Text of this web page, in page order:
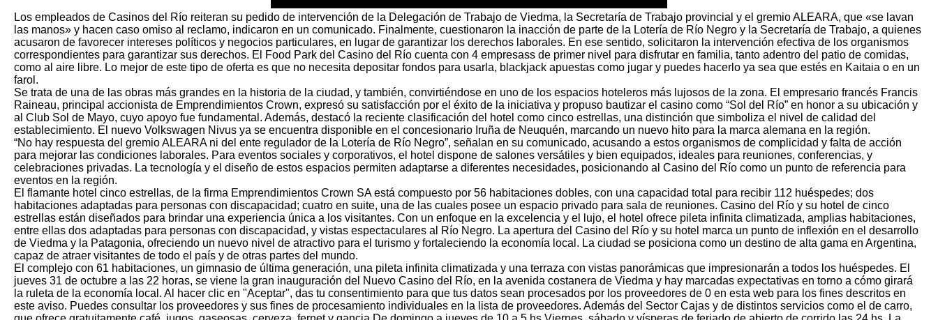
Los empleados de Casinos del Río reiteran su pedido de intervención de la Delegación de Trabajo de Viedma, la Secretaría de Trabajo provincial y el gremio ALEARA, que «se lavan
las manos» y hacen caso omiso al reclamo, indicaron en un comunicado. Finalmente, cuestionaron la inacción de parte de la Lotería de Río Negro y la Secretaría de Trabajo, a quienes
acusaron de favorecer intereses políticos y negocios particulares, en lugar de garantizar los derechos laborales. En ese sentido, solicitaron la intervención efectiva de los organismos
correspondientes para garantizar sus derechos. El Food Park del Casino del Río cuenta con 4 empresass de primer nivel para disfrutar en familia, tanto adentro del patio de comidas,
como al aire libre. Lo mejor de este tipo de oferta es que no necesita depositar fondos para usarla, blackjack apuestas como jugar y puedes hacerlo ya sea que estés en Kaitaia o en un
farol.
Se trata de una de las obras más grandes en la historia de la ciudad, y también, convirtiéndose en uno de los espacios hoteleros más lujosos de la zona. El empresario francés Francis
Raineau, principal accionista de Emprendimientos Crown, expresó su satisfacción por el éxito de la iniciativa y propuso bautizar el casino como “Sol del Río” en honor a su ubicación y
al Club Sol de Mayo, cuyo apoyo fue fundamental. Además, destacó la reciente clasificación del hotel como cinco estrellas, una distinción que simboliza el nivel de calidad del
establecimiento. El nuevo Volkswagen Nivus ya se encuentra disponible en el concesionario Iruña de Neuquén, marcando un nuevo hito para la marca alemana en la región.
“No hay respuesta del gremio ALEARA ni del ente regulador de la Lotería de Río Negro”, señalan en su comunicado, acusando a estos organismos de complicidad y falta de acción
para mejorar las condiciones laborales. Para eventos sociales y corporativos, el hotel dispone de salones versátiles y bien equipados, ideales para reuniones, conferencias, y
celebraciones privadas. La tecnología y el diseño de estos espacios permiten adaptarse a diferentes necesidades, posicionando al Casino del Río como un punto de referencia para
eventos en la región.
El flamante hotel cinco estrellas, de la firma Emprendimientos Crown SA está compuesto por 56 habitaciones dobles, con una capacidad total para recibir 112 huéspedes; dos
habitaciones adaptadas para personas con discapacidad; cuatro en suite, una de las cuales posee un espacio privado para sala de reuniones. Casino del Río y su hotel de cinco
estrellas están diseñados para brindar una experiencia única a los visitantes. Con un enfoque en la excelencia y el lujo, el hotel ofrece pileta infinita climatizada, amplias habitaciones,
entre ellas dos adaptadas para personas con discapacidad, y vistas espectaculares al Río Negro. La apertura del Casino del Río y su hotel marca un punto de inflexión en el desarrollo
de Viedma y la Patagonia, ofreciendo un nuevo nivel de atractivo para el turismo y fortaleciendo la economía local. La ciudad se posiciona como un destino de alta gama en Argentina,
capaz de atraer visitantes de todo el país y de otras partes del mundo.
El complejo con 61 habitaciones, un gimnasio de última generación, una pileta infinita climatizada y una terraza con vistas panorámicas que impresionarán a todos los huéspedes. El
jueves 31 de octubre a las 22 horas, se viene la gran inauguración del Nuevo Casino del Río, en la avenida costanera de Viedma y hay marcadas expectativas en torno a cómo girará
la ruleta de la economía local. Al hacer clic en "Aceptar", das tu consentimiento para que tus datos sean procesados por los proveedores de 0 en esta web para los fines descritos en
este aviso. Puedes consultar los proveedores y sus fines de procesamiento individuales en la lista de proveedores. Además del Sector Cajas y de distintos servicios como el de carro,